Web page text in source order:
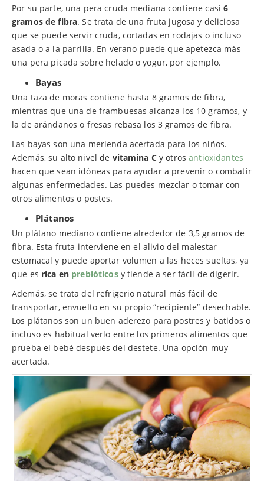
Por su parte, una pera cruda mediana contiene casi6
gramos de fibra. Se trata de una fruta jugosa y deliciosa
que se puede servir cruda, cortadas en rodajas o incluso
asada o a la parrilla. En verano puede que apetezca más
una pera picada sobre helado o yogur, por ejemplo.
Bayas
Una taza de moras contiene hasta 8 gramos de fibra,
mientras que una de frambuesas alcanza los 10 gramos, y
la de arándanos o fresas rebasa los 3 gramos de fibra.
Las bayas son una merienda acertada para los niños.
Además, su alto nivel de vitamina Cy otrosantioxidantes
hacen que sean idóneas para ayudar a prevenir o combatir
algunas enfermedades. Las puedes mezclar o tomar con
otros alimentos o postes.
Plátanos
Un plátano mediano contiene alrededor de 3,5 gramos de
fibra. Esta fruta interviene en el alivio del malestar
estomacal y puede aportar volumen a las heces sueltas, ya
que es rica en prebióticosy tiende a ser fácil de digerir.
Además, se trata del refrigerio natural más fácil de
transportar, envuelto en su propio “recipiente” desechable.
Los plátanos son un buen aderezo para postres y batidos o
incluso es habitual verlo entre los primeros alimentos que
prueba el bebé después del destete. Una opción muy
acertada.